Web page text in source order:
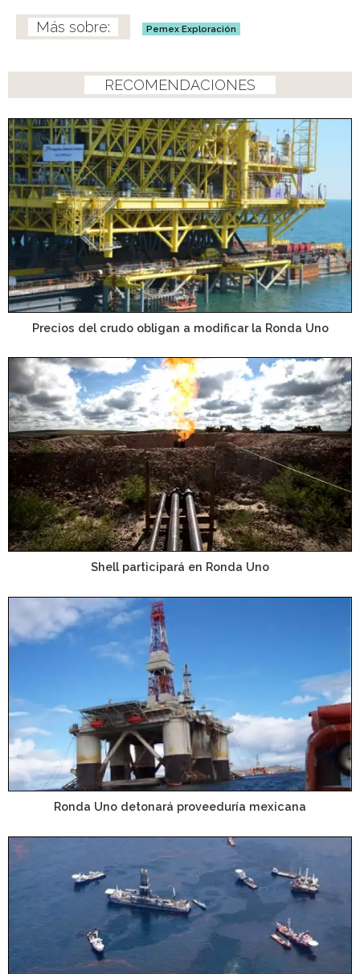
Pemex Exploración
RECOMENDACIONES
Precios del crudo obligan a modificar la Ronda Uno
Shell participará en Ronda Uno
Ronda Uno detonará proveeduría mexicana